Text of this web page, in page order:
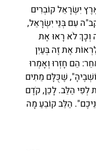
יִשְׂרָאֵל קוֹבְרִים
עִם בְּנֵי יִשְׂרָאֵל,
וְכָךְ לֹא רָאוּ אֶת
אֶת זֶה בְּעַיִן
הֵם חָזְרוּ וְאָמְרוּ
שֶׁכֻּלָּם מֵתִים
לְפִי הַלֵּב. לָכֵן, קֹדֶם
הַלֵּב קוֹבֵעַ מָה